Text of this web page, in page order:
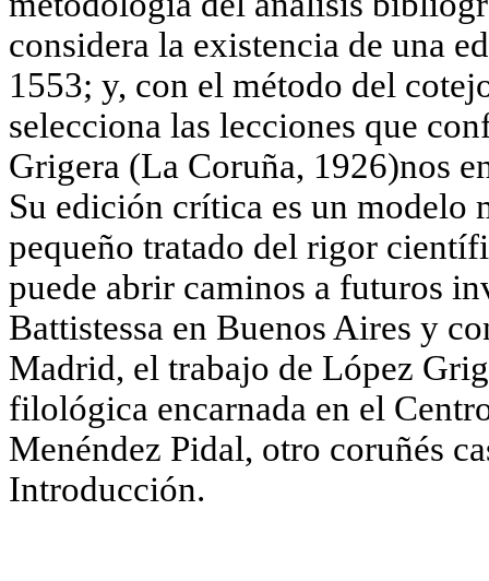
considera la existencia de una
1553; y, con el método del
selecciona las lecciones que
Grigera (La Coruña, 1926)nos
Su edición crítica es un
pequeño tratado del rigor
puede abrir caminos a futuros
Battistessa en Buenos Aires y
Madrid, el trabajo de López
filológica encarnada en el
Menéndez Pidal, otro coruñés
Introducción.